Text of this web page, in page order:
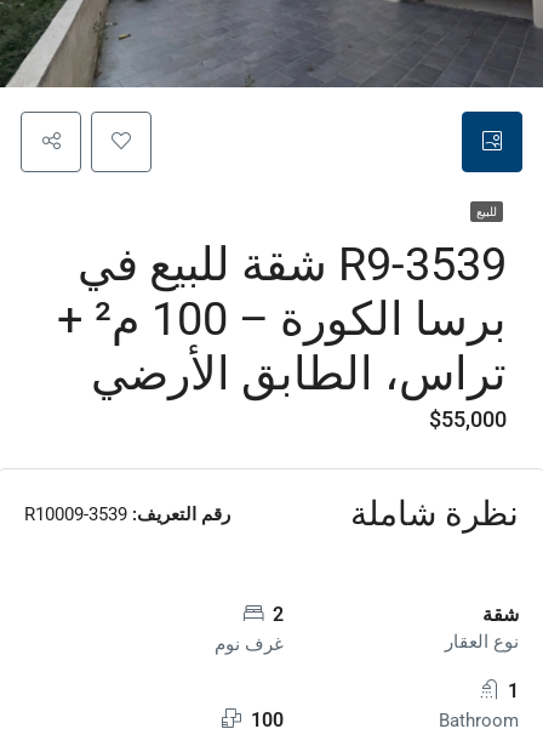
للبيع
R9-3539 شقة للبيع في
برسا الكورة – 100 م² +
تراس، الطابق الأرضي
$55,000
نظرة شاملة رقم التعريف:
شقة
نوع العقار
2
غرف نوم
1
Bathroom
100